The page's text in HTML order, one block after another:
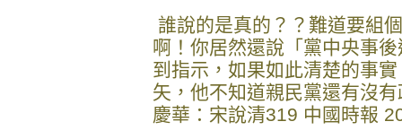
誰說的是真的？？難道要組
啊！你居然還說「黨中央事
到指示，如果如此清楚的事
矢，他不知道親民黨還有沒
慶華：宋說清319 中國時報